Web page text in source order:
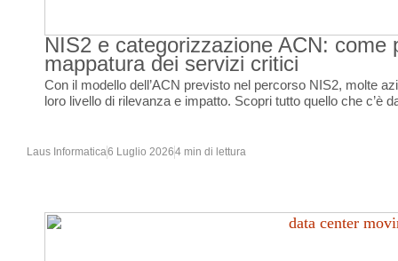
NIS2 e categorizzazione ACN: come
mappatura dei servizi critici
Con il modello dell’ACN previsto nel percorso NIS2, molte
loro livello di rilevanza e impatto. Scopri tutto quello che c’è
Laus Informatica6 Luglio 20264 min di lettura